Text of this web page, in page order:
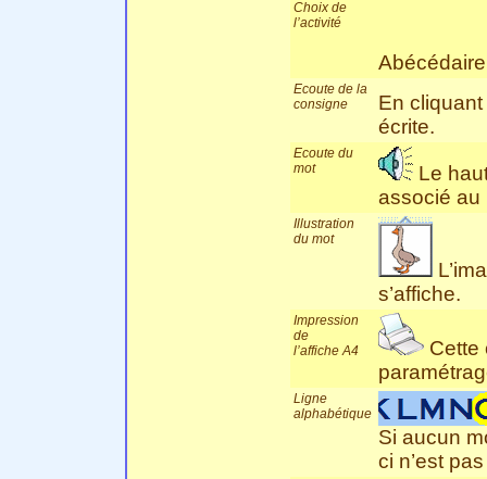
Choix de
l’activité
Ecoute de la
consigne
En
écrite.
Ecoute du
mot
Le
associé au
Illustration
du mot
s’affiche.
Impression
de
l’affiche A4
Cette
Ligne
alphabétique
Si aucun
ci n’est